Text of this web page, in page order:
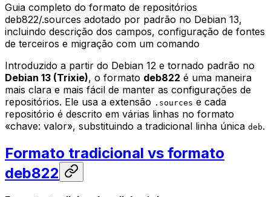
Guia completo do formato de repositórios
deb822/.sources adotado por padrão no Debian 13,
incluindo descrição dos campos, configuração de fontes
de terceiros e migração com um comando
Introduzido a partir do Debian 12 e tornado padrão no
Debian 13 (Trixie), o formato deb822 é uma maneira
mais clara e mais fácil de manter as configurações de
repositórios. Ele usa a extensão .sources e cada
repositório é descrito em várias linhas no formato
«chave: valor», substituindo a tradicional linha única deb.
Formato tradicional vs formato
deb822